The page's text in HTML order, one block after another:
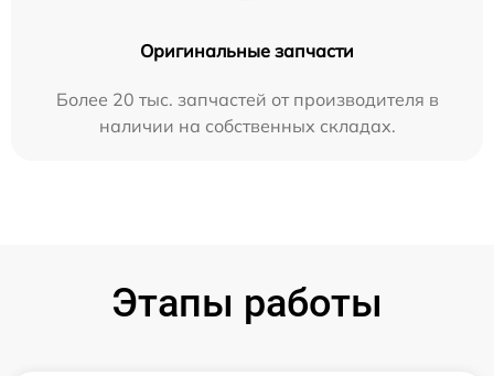
Оригинальные запчасти
Более 20 тыс. запчастей от производителя в
наличии на собственных складах.
Этапы работы